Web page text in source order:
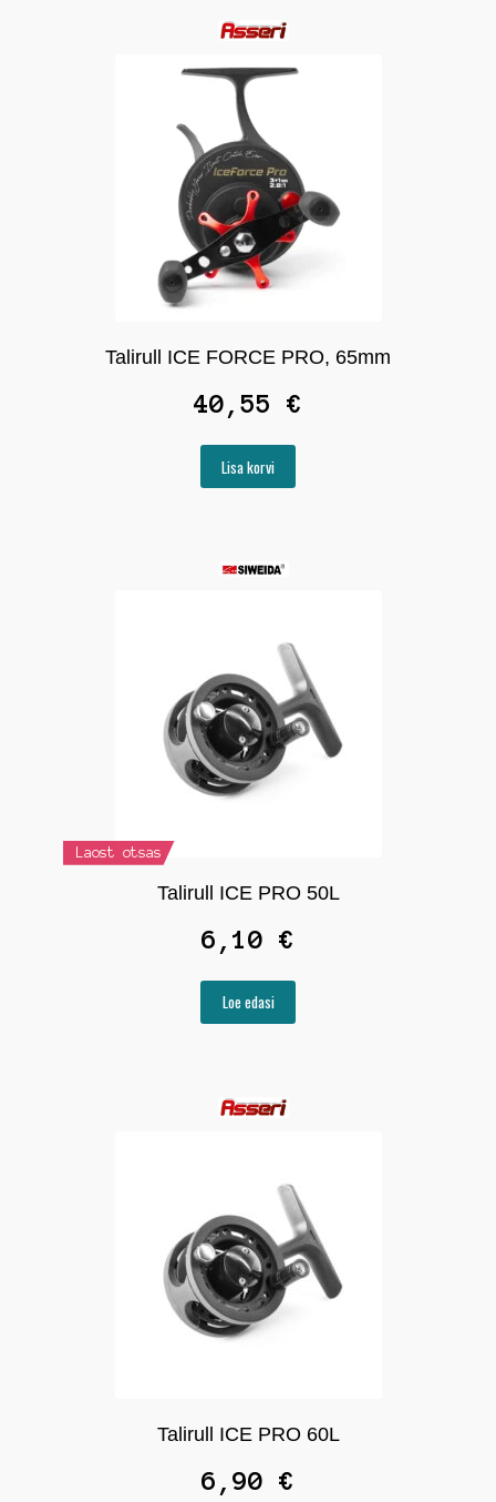
Talirull ICE FORCE PRO, 65mm
40,55 €
Lisa korvi
Laost otsas
Talirull ICE PRO 50L
6,10 €
Loe edasi
Talirull ICE PRO 60L
6,90 €